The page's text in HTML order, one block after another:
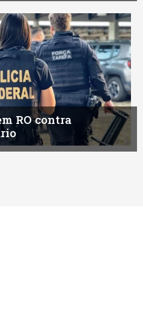
RO contra